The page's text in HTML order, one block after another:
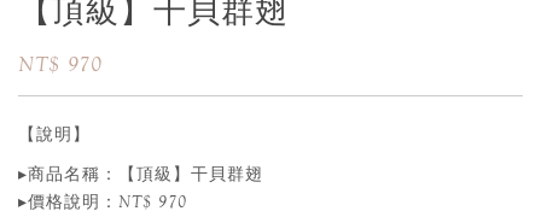
【頂級】干貝群翅
NT$ 970
【說明】
▸商品名稱：【頂級】干貝群翅
▸價格說明：NT$ 970